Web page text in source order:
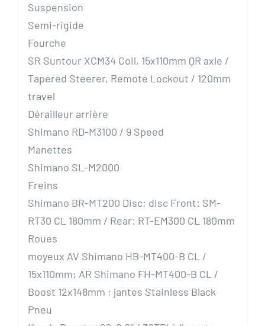
Suspension
Semi-rigide
Fourche
SR Suntour XCM34 Coil, 15x110mm QR axle /
Tapered Steerer, Remote Lockout / 120mm
travel
Dérailleur arrière
Shimano RD-M3100 / 9 Speed
Manettes
Shimano SL-M2000
Freins
Shimano BR-MT200 Disc; disc Front: SM-
RT30 CL 180mm / Rear: RT-EM300 CL 180mm
Roues
moyeux AV Shimano HB-MT400-B CL /
15x110mm; AR Shimano FH-MT400-B CL /
Boost 12x148mm ; jantes Stainless Black
Pneu